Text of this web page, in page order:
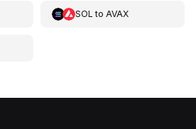
SOL to AVAX